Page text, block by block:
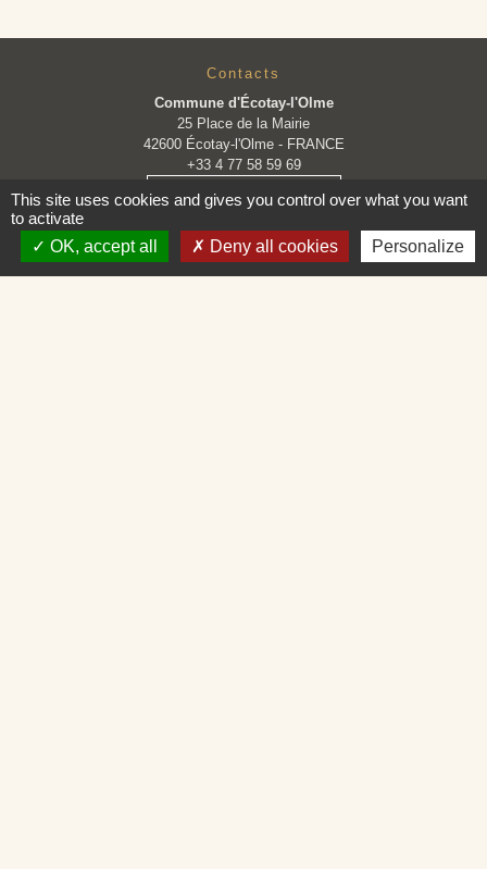
Contacts
Commune d'Écotay-l'Olme
25 Place de la Mairie
42600 Écotay-l'Olme - FRANCE
+33 4 77 58 59 69
Contact par formulaire
Horaires
Lundi : 9H30 - 12H30
This site uses cookies and gives you control over what you want
to activate
OK, accept all
Deny all cookies Personalize